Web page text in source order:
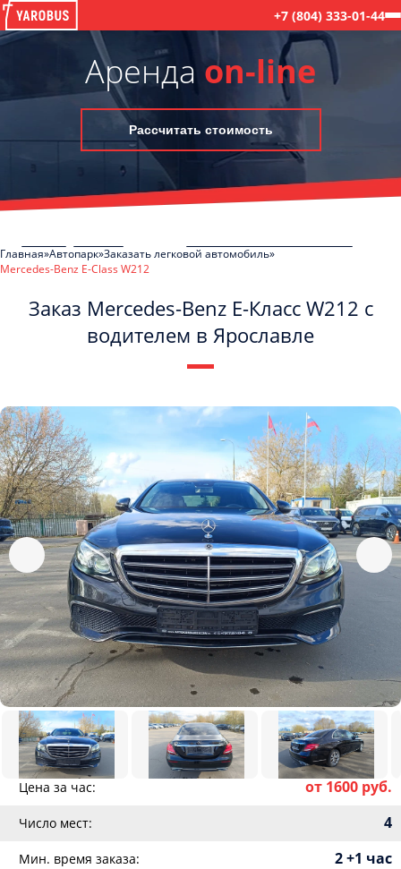
+7 (804) 333-01-44
Аренда on-line
Рассчитать стоимость
Главная Автопарк Заказать легковой автомобиль
Mercedes-Benz E-Class W212
Заказ Mercedes-Benz E-Класс W212 с
водителем в Ярославле
Цена за час: от 1600 руб.
Число мест: 4
Мин. время заказа: 2 +1 час
C Политикой конфиденциальности
ознакомлен(а), даю согласие на
обработку моих Персональных данных